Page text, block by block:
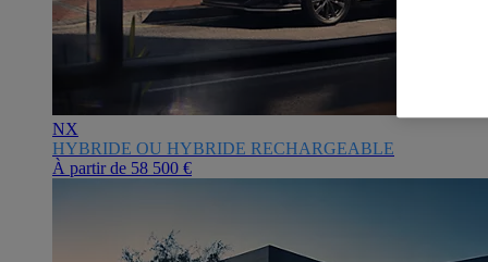
NX
HYBRIDE OU HYBRIDE RECHARGEABLE
À partir de 58 500 €